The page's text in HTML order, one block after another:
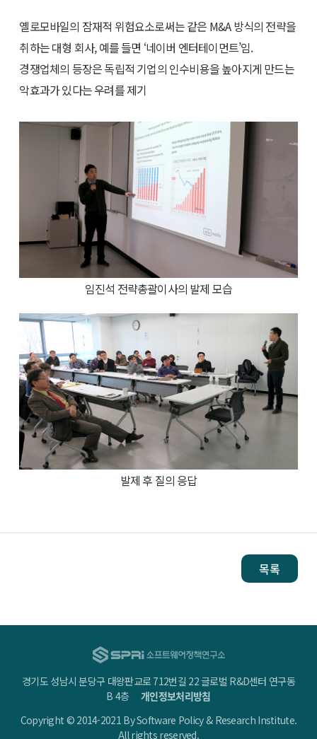
옐로모바일의 잠재적 위험요소로써는 같은 M&A 방식의 전략을
취하는 대형 회사, 예를 들면 ‘네이버 엔터테이먼트’임.
경쟁업체의 등장은 독립적 기업의 인수비용을 높아지게 만드는
악효과가 있다는 우려를 제기
임진석 전략총괄이사의 발제 모습
발제 후 질의 응답
목록
경기도 성남시 분당구 대왕판교로 712번길 22 글로벌 R&D센터 연구동
B 4층개인정보처리방침
Copyright © 2014-2021 By Software Policy & Research Institute.
All rights reserved.